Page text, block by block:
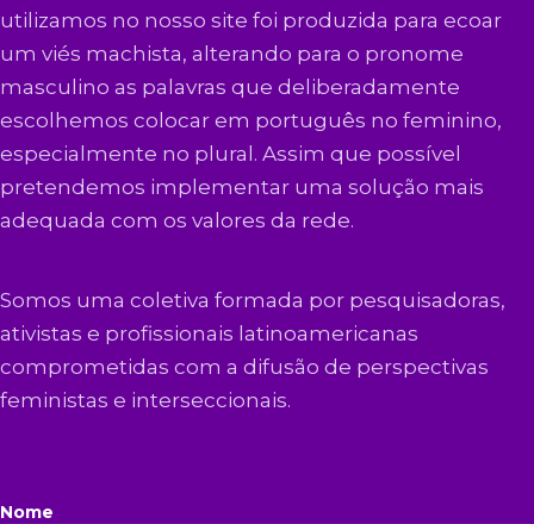
utilizamos no nosso site foi produzida para ecoar
um viés machista, alterando para o pronome
masculino as palavras que deliberadamente
escolhemos colocar em português no feminino,
especialmente no plural. Assim que possível
pretendemos implementar uma solução mais
adequada com os valores da rede.
Somos uma coletiva formada por pesquisadoras,
ativistas e profissionais latinoamericanas
comprometidas com a difusão de perspectivas
feministas e interseccionais.
Nome